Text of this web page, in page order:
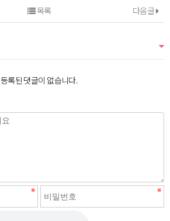
다음글
목록
등록된 댓글이 없습니다.